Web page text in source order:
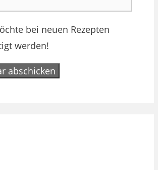
bei neuen Rezepten
werden!